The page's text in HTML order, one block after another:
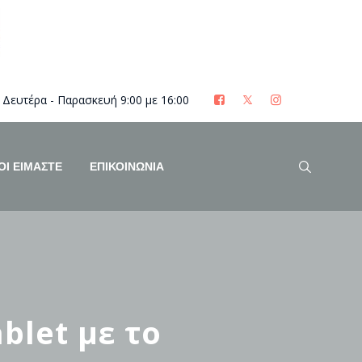
Δευτέρα - Παρασκευή 9:00 με 16:00
ΕΊΜΑΣΤΕ ΕΠΙΚΟΙΝΩΝΙΑ
με το